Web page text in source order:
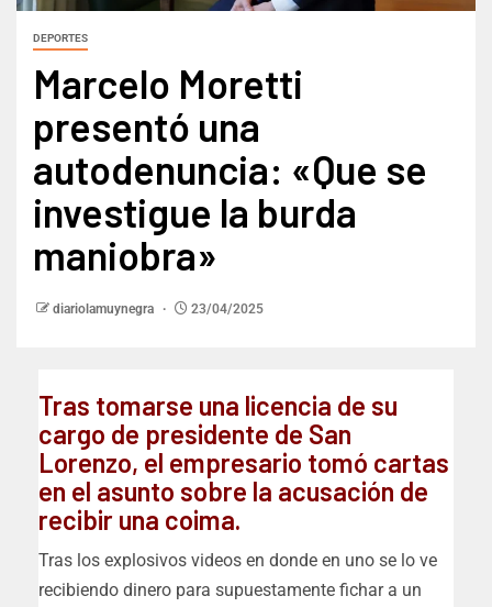
DEPORTES
Marcelo Moretti
presentó una
autodenuncia: «Que se
investigue la burda
maniobra»
diariolamuynegra 23/04/2025
Tras tomarse una licencia de su
cargo de presidente de San
Lorenzo, el empresario tomó cartas
en el asunto sobre la acusación de
recibir una coima.
Tras los explosivos videos en donde en uno se lo ve
recibiendo dinero para supuestamente fichar a un